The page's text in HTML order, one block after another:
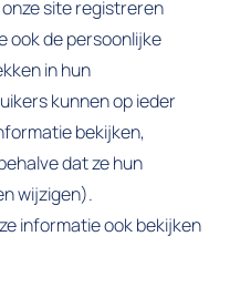
site registreren
ook de persoonlijke
in hun
kunnen op ieder
bekijken,
dat ze hun
wijzigen).
informatie ook bekijken